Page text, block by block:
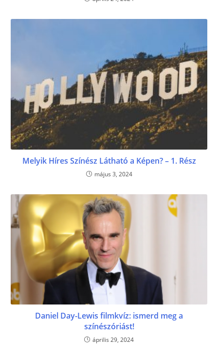
Melyik Híres Színész Látható a Képen? – 1. Rész
május 3, 2024
Daniel Day-Lewis filmkvíz: ismerd meg a
színészóriást!
április 29, 2024